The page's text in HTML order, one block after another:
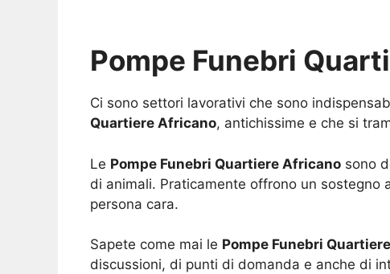
Pompe Funebri
Ci sono settori lavorativi che sono
Quartiere Africano, antichissime e che si
Le Pompe Funebri Quartiere Africano sono
di animali. Praticamente offrono un
persona cara.
Sapete come mai le Pompe Funebri
discussioni, di punti di domanda e anche di